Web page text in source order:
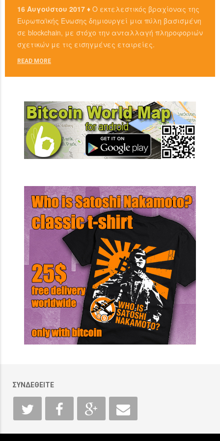
16 Αυγούστου 2017 ♦ Ο εκτελεστικός βραχίονας της
Ευρωπαϊκής Ένωσης δημιουργεί μια πύλη βασισμένη
σε blockchain, με στόχο την ανταλλαγή πληροφοριών
σχετικών με τις εισηγμένες εταιρείες.
READ MORE
ΣΥΝΔΕΘΕΙΤΕ